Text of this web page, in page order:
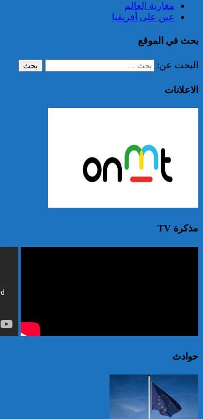
مغاربة العالم
عين على أفريقيا
بحث في الموقع
البحث عن:
الاعلانات
مذكرة TV
حوادث